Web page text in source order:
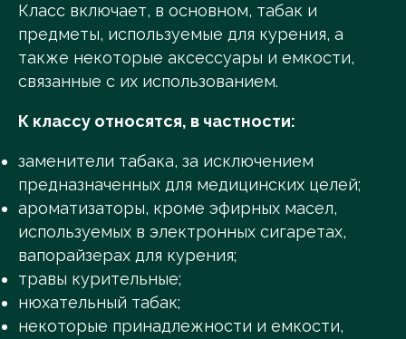
Класс включает, в основном, табак и
предметы, используемые для курения, а
также некоторые аксессуары и емкости,
связанные с их использованием.
К классу относятся, в частности:
заменители табака, за исключением
предназначенных для медицинских целей;
ароматизаторы, кроме эфирных масел,
используемых в электронных сигаретах,
вапорайзерах для курения;
травы курительные;
нюхательный табак;
некоторые принадлежности и емкости,